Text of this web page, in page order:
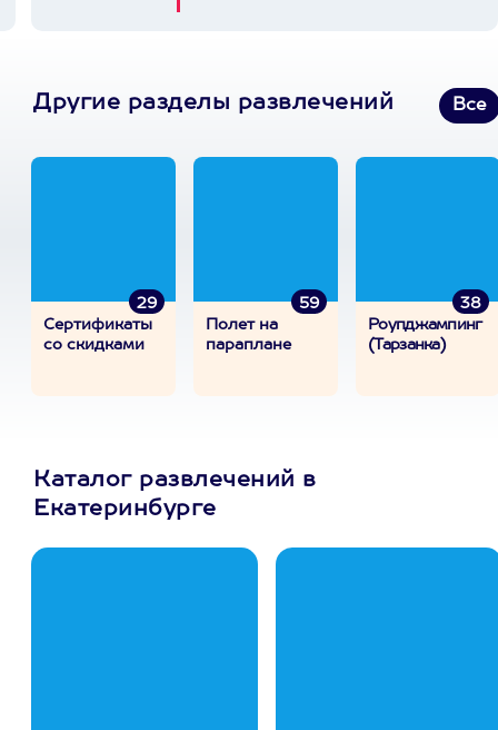
Другие разделы развлечений Все
29
Сертификаты
со скидками
59
Полет на
параплане
38
Роупджампинг
(Тарзанка)
Каталог развлечений в
Екатеринбурге